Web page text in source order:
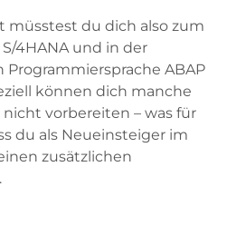
müsstest du dich also zum
4HANA und in der
ABAP
können dich manche
vorbereiten – was für
du als Neueinsteiger im
zusätzlichen